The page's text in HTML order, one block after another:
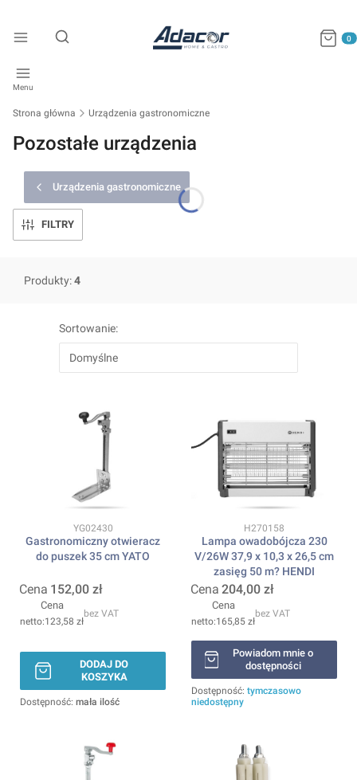
Otwórz wyszukiwarkę
Menu
Strona główna Urządzenia gastronomiczne
Pozostałe urządzenia
Urządzenia gastronomiczne
FILTRY
Produkty:4
Sortowanie:
Domyślne
Kod produktu
YG02430
Gastronomiczny otwieracz
do puszek 35 cm YATO
Cena 152,00 zł
Cena
123,58 zł
bez VAT
DODAJ DO
KOSZYKA
Dostępność: mała ilość
Kod produktu
H270158
Lampa owadobójcza 230
V/26W 37,9 x 10,3 x 26,5 cm
zasięg 50 m? HENDI
Cena 204,00 zł
Cena
165,85 zł
bez VAT
Powiadom mnie o
dostępności
Dostępność: tymczasowo
niedostępny